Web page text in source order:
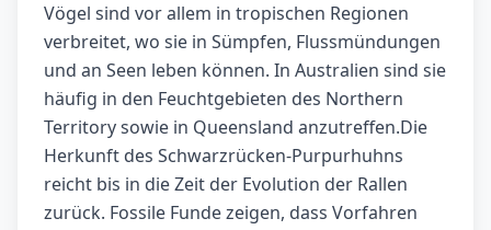
Vögel sind vor allem in tropischen Regionen
verbreitet, wo sie in Sümpfen, Flussmündungen
und an Seen leben können. In Australien sind sie
häufig in den Feuchtgebieten des Northern
Territory sowie in Queensland anzutreffen.Die
Herkunft des Schwarzrücken-Purpurhuhns
reicht bis in die Zeit der Evolution der Rallen
zurück. Fossile Funde zeigen, dass Vorfahren